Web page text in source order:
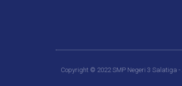
Copyright © 2022 SMP Negeri 3 Salatiga